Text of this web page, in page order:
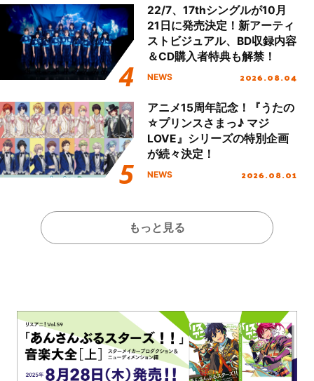
22/7、17thシングルが10月
21日に発売決定！新アーティ
ストビジュアル、BD収録内容
＆CD購入者特典も解禁！
NEWS 2026.08.04
アニメ15周年記念！『うたの
☆プリンスさまっ♪ マジ
LOVE』シリーズの特別企画
が続々決定！
NEWS 2026.08.01
もっと見る